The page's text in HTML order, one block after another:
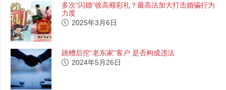
多次“闪婚”收高额彩礼？最高法加大打击婚骗行为
力度
2025年3月6日
跳槽后挖“老东家”客户 是否构成违法
2024年5月26日